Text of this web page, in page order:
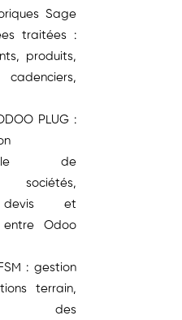
Sage
traitées :
produits,
PLUG :
de
devis et
entre Odoo
: gestion
terrain,
des